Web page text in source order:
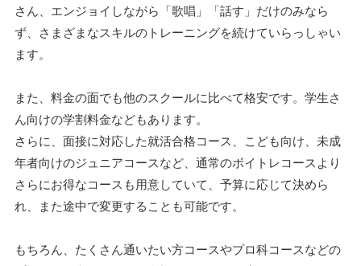
さん、エンジョイしながら「歌唱」「話す」だけのみなら
ず、さまざまなスキルのトレーニングを続けていらっしゃい
ます。
また、料金の面でも他のスクールに比べて格安です。学生さ
ん向けの学割料金などもあります。
さらに、面接に対応した就活合格コース、こども向け、未成
年者向けのジュニアコースなど、通常のボイトレコースより
さらにお得なコースも用意していて、予算に応じて決めら
れ、また途中で変更することも可能です。
もちろん、たくさん通いたい方コースやプロ科コースなどの